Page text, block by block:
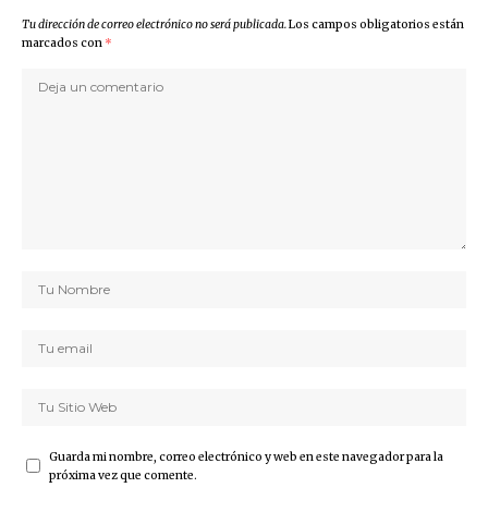
Tu dirección de correo electrónico no será publicada.Los campos obligatorios están
marcados con *
Guarda mi nombre, correo electrónico y web en este navegador para la
próxima vez que comente.